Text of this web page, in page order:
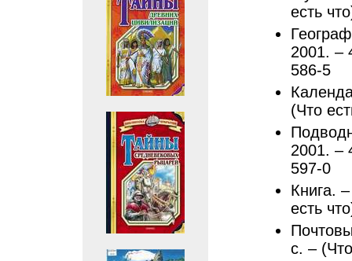
есть
2001. –
586-5
(Что
2001. –
597-0
Книга.
есть
с. –